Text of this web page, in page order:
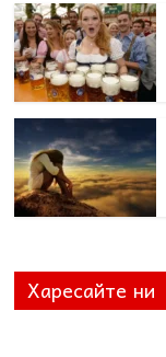
Харесайте ни